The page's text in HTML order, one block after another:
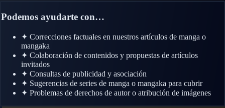
Podemos ayudarte con…
✦ Correcciones factuales en nuestros artículos de manga o
mangaka
✦ Colaboración de contenidos y propuestas de artículos
invitados
✦ Consultas de publicidad y asociación
✦ Sugerencias de series de manga o mangaka para cubrir
✦ Problemas de derechos de autor o atribución de imágenes